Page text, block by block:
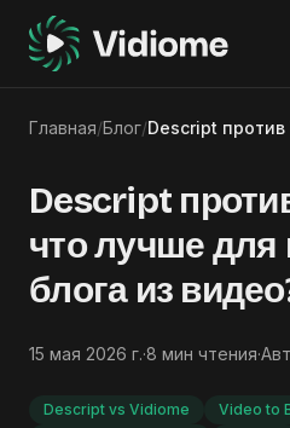
Главная/Блог/
Descript
что лучше для
блога из
15 мая 2026 г.·8 мин чтения·
Descript vs Vidiome
Video to